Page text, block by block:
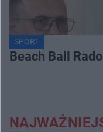
SPORT
Beach Ball